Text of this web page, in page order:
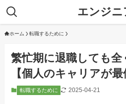
エンジニ
ホーム 転職するために
繁忙期に退職しても全
【個人のキャリアが最
転職するために 2025-04-21